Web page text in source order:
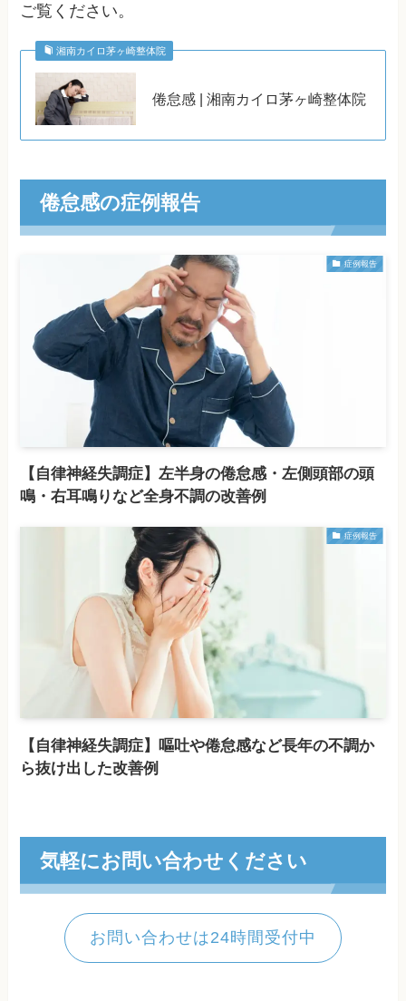
ご覧ください。
湘南カイロ茅ヶ崎整体院
倦怠感 | 湘南カイロ茅ヶ崎整体院
倦怠感の症例報告
症例報告
【自律神経失調症】左半身の倦怠感・左側頭部の頭
鳴・右耳鳴りなど全身不調の改善例
症例報告
【自律神経失調症】嘔吐や倦怠感など長年の不調か
ら抜け出した改善例
気軽にお問い合わせください
お問い合わせは24時間受付中